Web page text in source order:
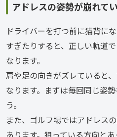
アドレスの姿勢が崩れて
ドライバーを打つ前に猫背に
すぎたりすると、正しい軌道
なります。
肩や足の向きがズレていると
なります。まずは毎回同じ姿
う。
また、ゴルフ場ではアドレス
あります。狙っている方向と